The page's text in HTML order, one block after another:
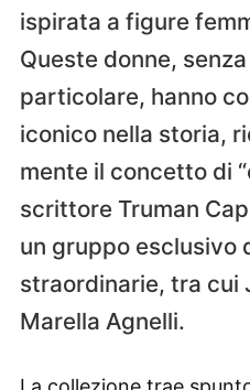
ispirata a figure
Queste donne,
particolare, hanno
iconico nella storia,
mente il concetto di
scrittore Truman
un gruppo esclusivo
straordinarie, tra cui
Marella Agnelli.